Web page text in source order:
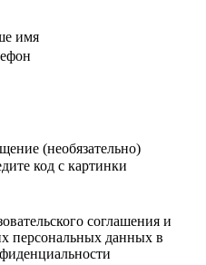
имя
(необязательно)
код с картинки
соглашения и
персональных данных в